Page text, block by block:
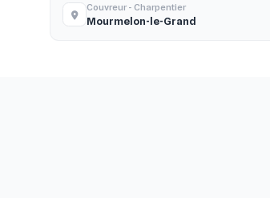
Couvreur - Charpentier
Mourmelon-le-Grand